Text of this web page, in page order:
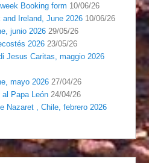
Booking form 10/06/26
Ireland, June 2026 10/06/26
junio 2026 29/05/26
2026 23/05/26
Jesus Caritas, maggio 2026
mayo 2026 27/04/26
Papa León 24/04/26
Nazaret , Chile, febrero 2026